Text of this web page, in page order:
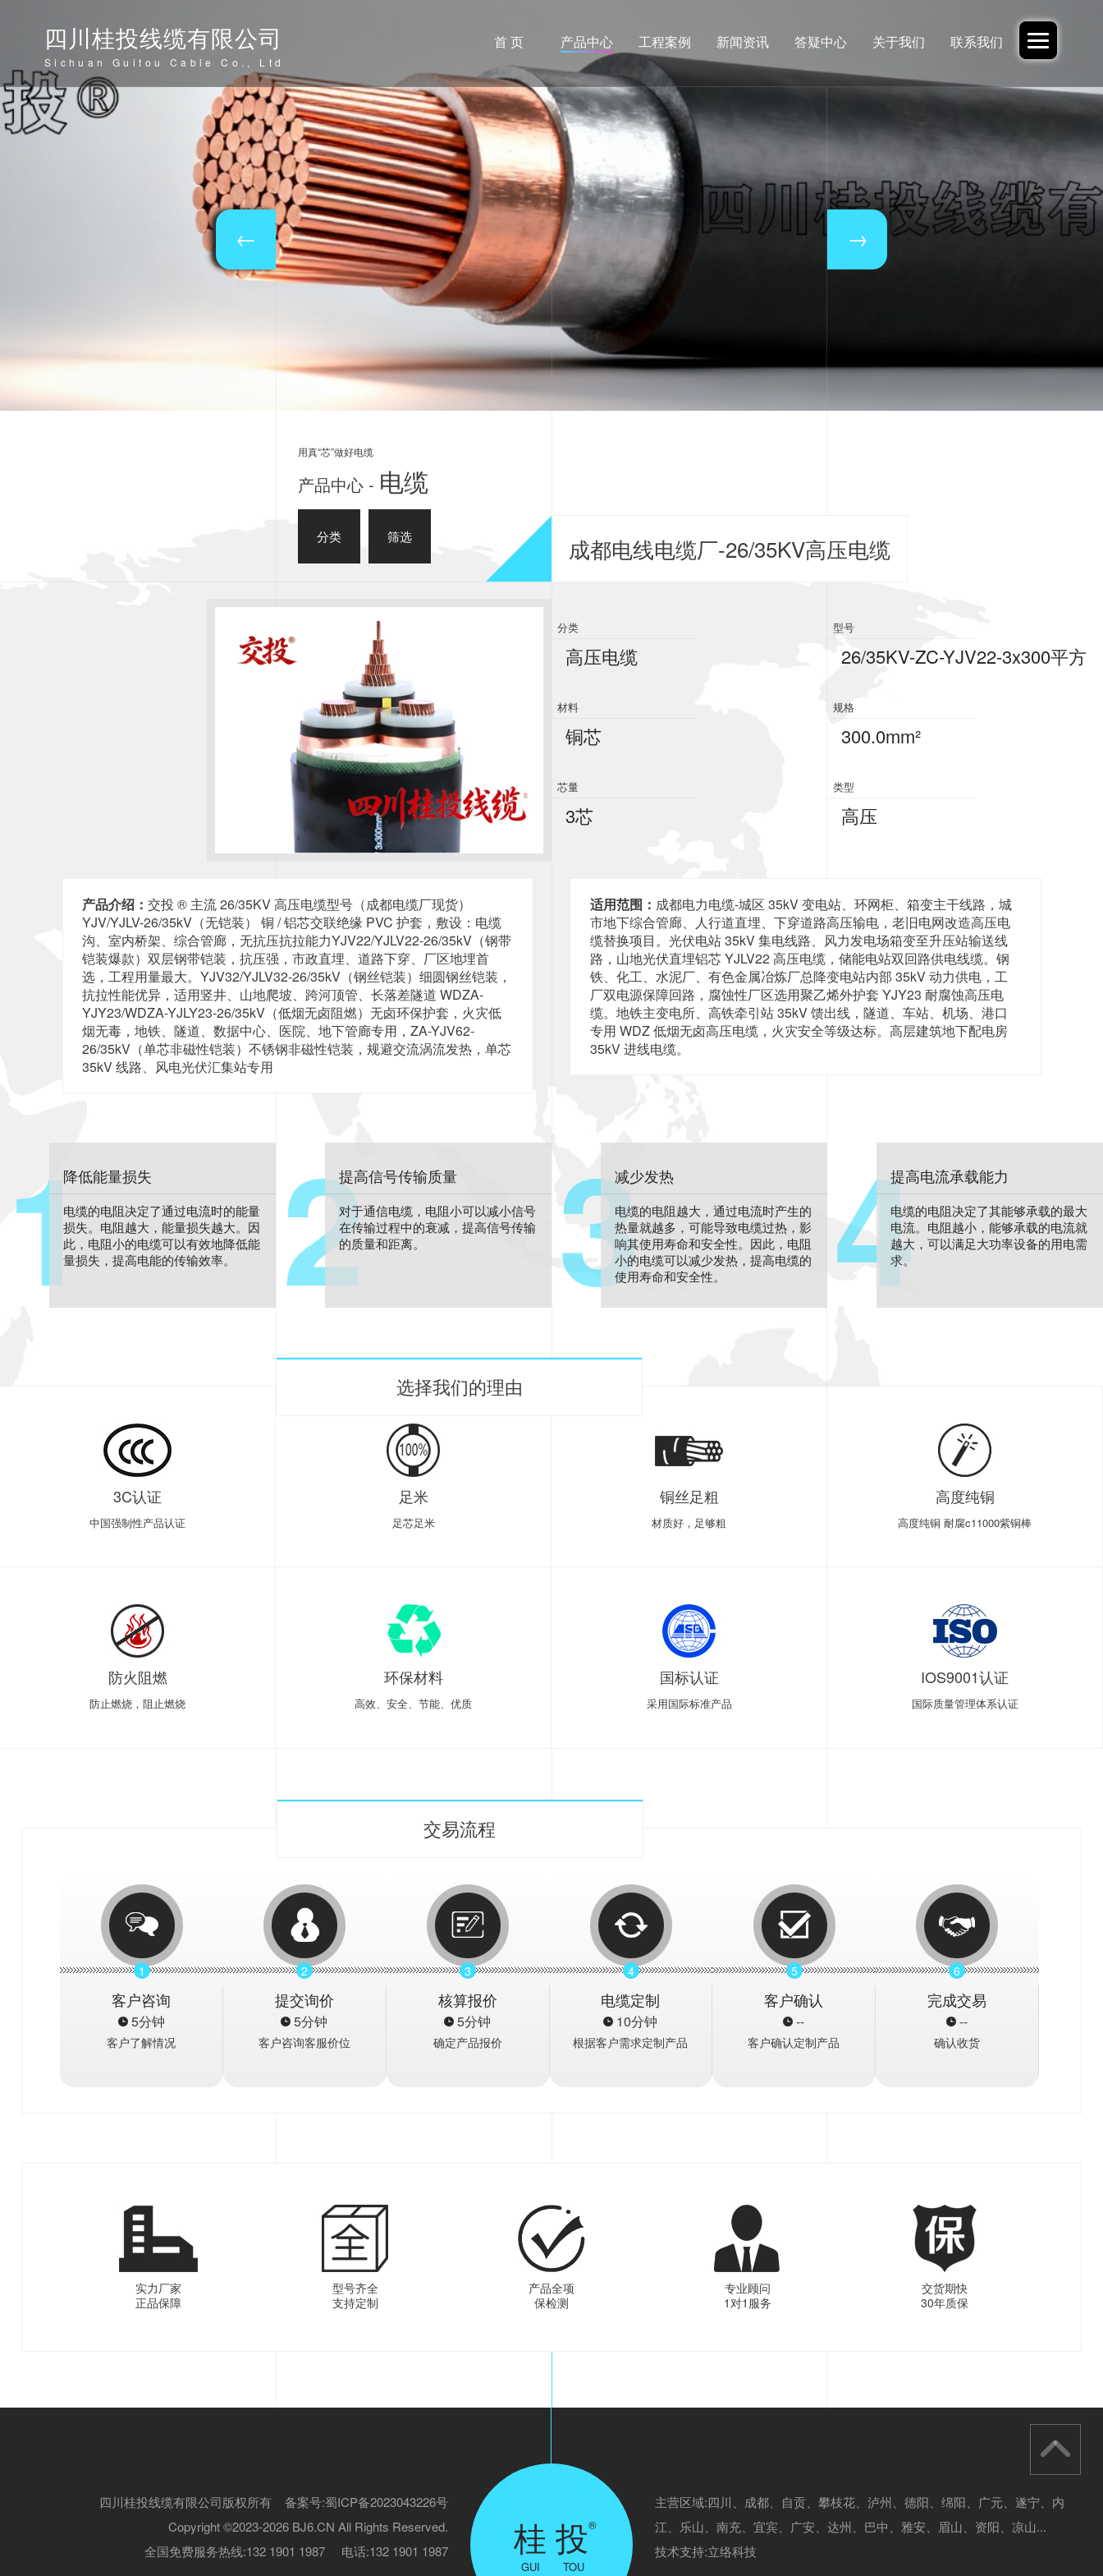
四川桂投线缆有限公司
Sichuan Guitou Cable Co., Ltd
首 页 产品中心 工程案例 新闻资讯 答疑中心 关于我们 联系我们
用真“芯”做好电缆
产品中心 - 电缆
分类 筛选 成都电线电缆厂-26/35KV高压电缆
分类
高压电缆
型号
26/35KV-ZC-YJV22-3x300平方
材料
铜芯
规格
300.0mm²
芯量
3芯
类型
高压
产品介绍：交投 ® 主流 26/35KV 高压电缆型号（成都电缆厂现货）
YJV/YJLV-26/35kV（无铠装） 铜 / 铝芯交联绝缘 PVC 护套，敷设：电缆
沟、室内桥架、综合管廊，无抗压抗拉能力YJV22/YJLV22-26/35kV（钢带
铠装爆款）双层钢带铠装，抗压强，市政直埋、道路下穿、厂区地埋首
选，工程用量最大。YJV32/YJLV32-26/35kV（钢丝铠装）细圆钢丝铠装，
抗拉性能优异，适用竖井、山地爬坡、跨河顶管、长落差隧道 WDZA-
YJY23/WDZA-YJLY23-26/35kV（低烟无卤阻燃）无卤环保护套，火灾低
烟无毒，地铁、隧道、数据中心、医院、地下管廊专用，ZA-YJV62-
26/35kV（单芯非磁性铠装）不锈钢非磁性铠装，规避交流涡流发热，单芯
35kV 线路、风电光伏汇集站专用
适用范围： 成都电力电缆-城区 35kV 变电站、环网柜、箱变主干线路，城
市地下综合管廊、人行道直埋、下穿道路高压输电，老旧电网改造高压电
缆替换项目。光伏电站 35kV 集电线路、风力发电场箱变至升压站输送线
路，山地光伏直埋铝芯 YJLV22 高压电缆，储能电站双回路供电线缆。钢
铁、化工、水泥厂、有色金属冶炼厂总降变电站内部 35kV 动力供电，工
厂双电源保障回路，腐蚀性厂区选用聚乙烯外护套 YJY23 耐腐蚀高压电
缆。地铁主变电所、高铁牵引站 35kV 馈出线，隧道、车站、机场、港口
专用 WDZ 低烟无卤高压电缆，火灾安全等级达标。高层建筑地下配电房
35kV 进线电缆。
1降低能量损失
电缆的电阻决定了通过电流时的能量
损失。电阻越大，能量损失越大。因
此，电阻小的电缆可以有效地降低能
量损失，提高电能的传输效率。
2提高信号传输质量
对于通信电缆，电阻小可以减小信号
在传输过程中的衰减，提高信号传输
的质量和距离。
3减少发热
电缆的电阻越大，通过电流时产生的
热量就越多，可能导致电缆过热，影
响其使用寿命和安全性。因此，电阻
小的电缆可以减少发热，提高电缆的
使用寿命和安全性。
4提高电流承载能力
电缆的电阻决定了其能够承载的最大
电流。电阻越小，能够承载的电流就
越大，可以满足大功率设备的用电需
求。
选择我们的理由
3C认证
中国强制性产品认证
足米
足芯足米
铜丝足粗
材质好，足够粗
高度纯铜
高度纯铜 耐腐c11000紫铜棒
防火阻燃
防止燃烧，阻止燃烧
环保材料
高效、安全、节能、优质
国标认证
采用国际标准产品
IOS9001认证
国际质量管理体系认证
交易流程
1
客户咨询
5分钟
客户了解情况
2
提交询价
5分钟
客户咨询客服价位
3
核算报价
5分钟
确定产品报价
4
电缆定制
10分钟
根据客户需求定制产品
5
客户确认
--
客户确认定制产品
6
完成交易
--
确认收货
实力厂家
正品保障
型号齐全
支持定制
产品全项
保检测
专业顾问
1对1服务
交货期快
30年质保
四川桂投线缆有限公司版权所有 备案号:蜀ICP备2023043226号
Copyright ©2023-2026 BJ6.CN All Rights Reserved.
全国免费服务热线:132 1901 1987 电话:132 1901 1987
桂 投®
GUI TOU
主营区域:四川、成都、自贡、 攀枝花、泸州、德阳、绵阳、广元、遂宁、内
江、乐山、南充、宜宾、广安、达州、巴中、雅安、眉山、资阳、凉山...
技术支持:立络科技